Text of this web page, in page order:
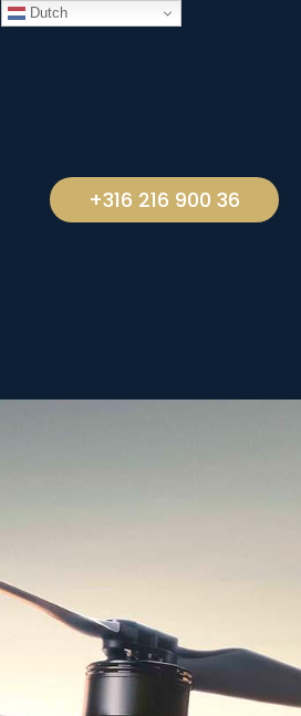
+316 216 900 36
Dutch